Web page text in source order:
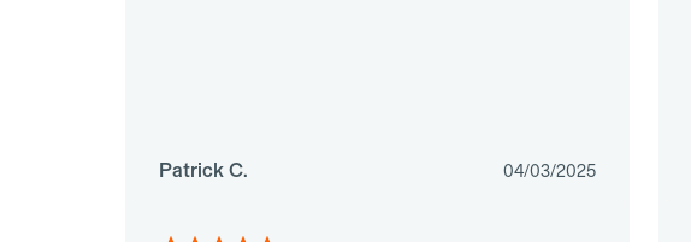
Patrick C. 04/03/2025